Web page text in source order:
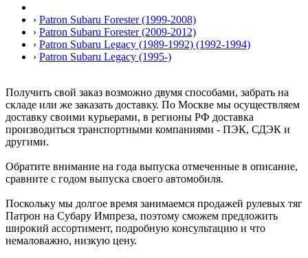
› Patron Subaru Forester (1999-2008)
› Patron Subaru Forester (2009-2012)
› Patron Subaru Legacy (1989-1992) (1992-1994)
› Patron Subaru Legacy (1995-)
Получить свой заказ возможно двумя способами, забрать на
складе или же заказать доставку. По Москве мы осуществляем
доставку своими курьерами, в регионы РФ доставка
производиться транспортными компаниями - ПЭК, СДЭК и
другими.
Обратите внимание на года выпуска отмеченные в описание,
сравните с годом выпуска своего автомобиля.
Поскольку мы долгое время занимаемся продажей рулевых тяг
Патрон на Субару Импреза, поэтому сможем предложить
широкий ассортимент, подробную консультацию и что
немаловажно, низкую цену.